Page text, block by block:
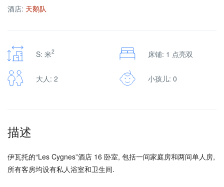
酒店: 天鹅队
S: 米2 床铺: 1 点亮双
大人: 2 小孩儿: 0
描述
伊瓦托的“Les Cygnes”酒店 16 卧室, 包括一间家庭房和两间单人房,
所有客房均设有私人浴室和卫生间.